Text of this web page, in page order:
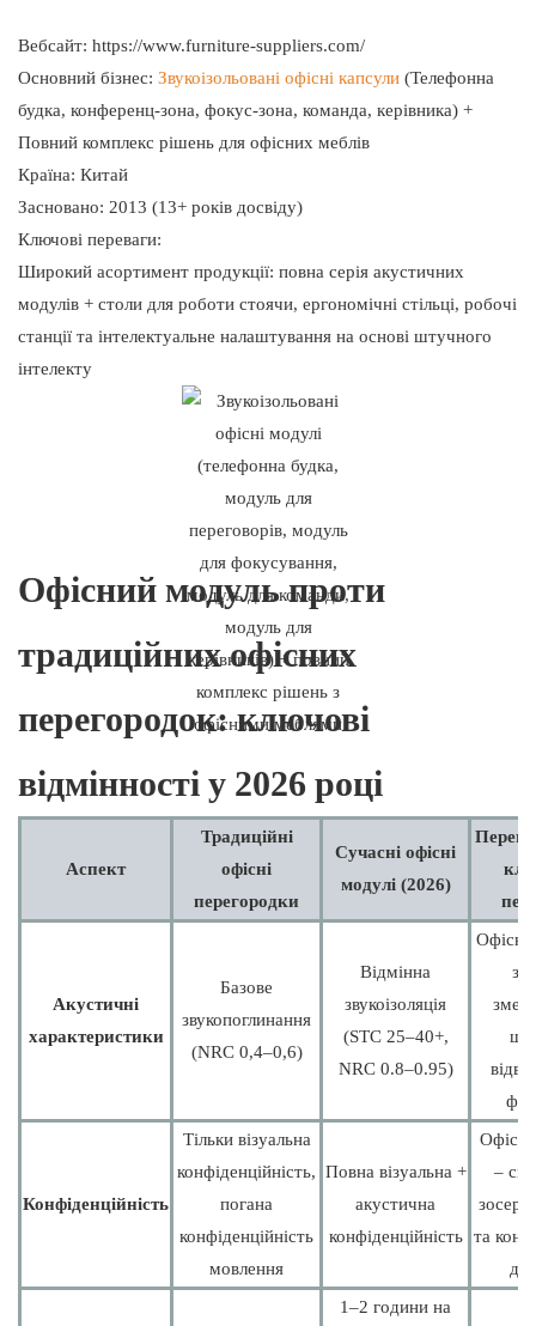
Вебсайт: https://www.furniture-suppliers.com/
Основний бізнес: Звукоізольовані офісні капсули (Телефонна
будка, конференц-зона, фокус-зона, команда, керівника) +
Повний комплекс рішень для офісних меблів
Країна: Китай
Засновано: 2013 (13+ років досвіду)
Ключові переваги:
Широкий асортимент продукції: повна серія акустичних
модулів + столи для роботи стоячи, ергономічні стільці, робочі
станції та інтелектуальне налаштування на основі штучного
інтелекту
Офісний модуль проти
традиційних офісних
перегородок: ключові
відмінності у 2026 році
Аспект
Традиційні
офісні
перегородки
Сучасні офісні
модулі (2026)
Акустичні
характеристики
Базове
звукопоглинання
(NRC 0,4–0,6)
Відмінна
звукоізоляція
(STC 25–40+,
NRC 0.8–0.95)
Офісні
Конфіденційність
Тільки візуальна
конфіденційність,
погана
конфіденційність
мовлення
Повна візуальна +
акустична
конфіденційність
–
та
1–2 години на